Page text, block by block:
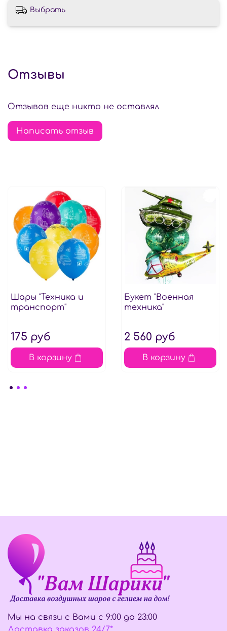
Выбрать
Отзывы
Отзывов еще никто не оставлял
Написать отзыв
Шары "Техника и
транспорт"
175 руб
В корзину
Букет "Военная
техника"
2 560 руб
В корзину
Мы на связи с Вами с 9:00 до 23:00